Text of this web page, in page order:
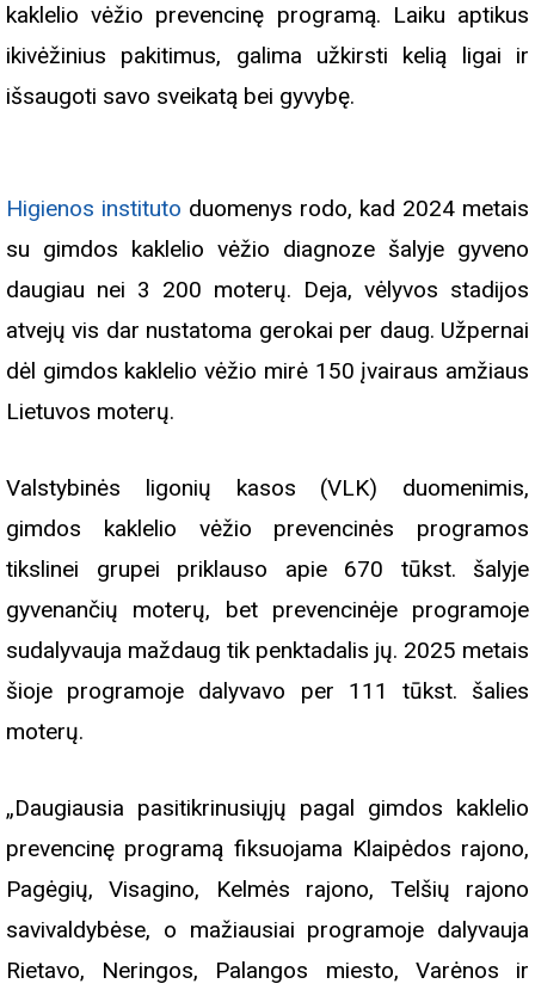
kaklelio vėžio prevencinę programą. Laiku aptikus
ikivėžinius pakitimus, galima užkirsti kelią ligai ir
išsaugoti savo sveikatą bei gyvybę.
Higienos instituto duomenys rodo, kad 2024 metais
su gimdos kaklelio vėžio diagnoze šalyje gyveno
daugiau nei 3 200 moterų. Deja, vėlyvos stadijos
atvejų vis dar nustatoma gerokai per daug. Užpernai
dėl gimdos kaklelio vėžio mirė 150 įvairaus amžiaus
Lietuvos moterų.
Valstybinės ligonių kasos (VLK) duomenimis,
gimdos kaklelio vėžio prevencinės programos
tikslinei grupei priklauso apie 670 tūkst. šalyje
gyvenančių moterų, bet prevencinėje programoje
sudalyvauja maždaug tik penktadalis jų. 2025 metais
šioje programoje dalyvavo per 111 tūkst. šalies
moterų.
„Daugiausia pasitikrinusiųjų pagal gimdos kaklelio
prevencinę programą fiksuojama Klaipėdos rajono,
Pagėgių, Visagino, Kelmės rajono, Telšių rajono
savivaldybėse, o mažiausiai programoje dalyvauja
Rietavo, Neringos, Palangos miesto, Varėnos ir